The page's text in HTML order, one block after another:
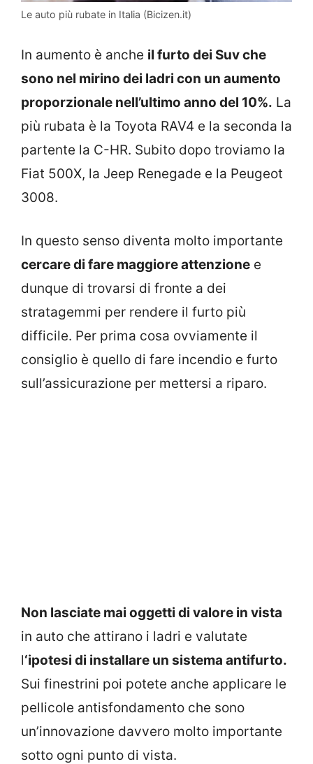
Le auto più rubate in Italia (Bicizen.it)
In aumento è anche il furto dei Suv che
sono nel mirino dei ladri con un aumento
proporzionale nell’ultimo anno del 10%. La
più rubata è la Toyota RAV4 e la seconda la
partente la C-HR. Subito dopo troviamo la
Fiat 500X, la Jeep Renegade e la Peugeot
3008.
In questo senso diventa molto importante
cercare di fare maggiore attenzione e
dunque di trovarsi di fronte a dei
stratagemmi per rendere il furto più
difficile. Per prima cosa ovviamente il
consiglio è quello di fare incendio e furto
sull’assicurazione per mettersi a riparo.
Non lasciate mai oggetti di valore in vista
in auto che attirano i ladri e valutate
l‘ipotesi di installare un sistema antifurto.
Sui finestrini poi potete anche applicare le
pellicole antisfondamento che sono
un’innovazione davvero molto importante
sotto ogni punto di vista.